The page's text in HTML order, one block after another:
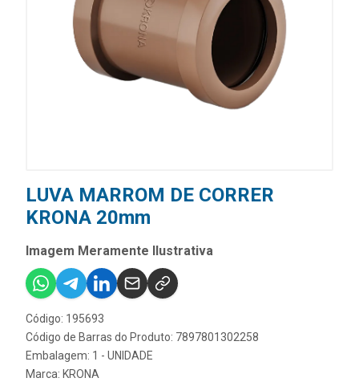
LUVA MARROM DE CORRER
KRONA 20mm
Imagem Meramente Ilustrativa
Código: 195693
Código de Barras do Produto: 7897801302258
Embalagem: 1 - UNIDADE
Marca: KRONA